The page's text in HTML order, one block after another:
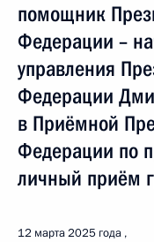
помощник
Федерации –
управления
Федерации
в Приёмной
Федерации по
личный приём
12 марта 2025 года